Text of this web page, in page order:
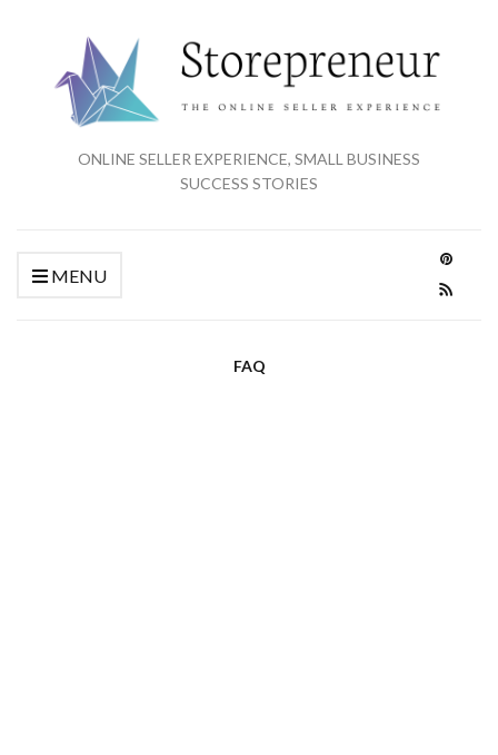
ONLINE SELLER EXPERIENCE, SMALL BUSINESS
SUCCESS STORIES
MENU
FAQ